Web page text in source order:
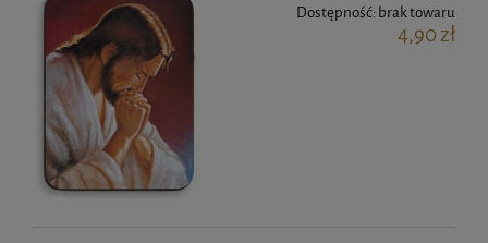
Dostępność: brak towaru
4,90 zł